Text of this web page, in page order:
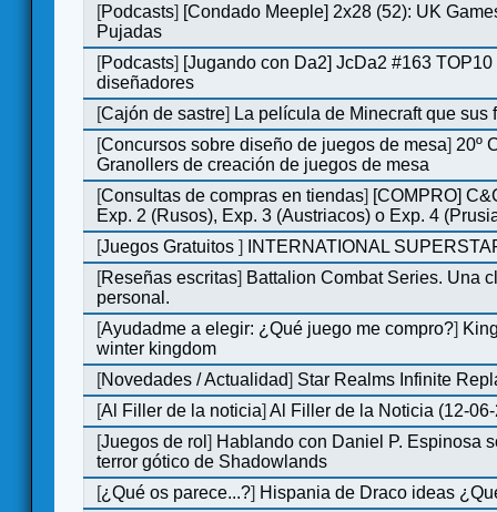
[Podcasts] [Condado Meeple] 2x28 (52): UK
Pujadas
[Podcasts] [Jugando con Da2] JcDa2 #163
diseñadores
[Cajón de sastre] La película de Minecraft que sus
[Concursos sobre diseño de juegos de mesa] 20º
Granollers de creación de juegos de mesa
[Consultas de compras en tiendas] [COMPRO]
Exp. 2 (Rusos), Exp. 3 (Austriacos) o Exp. 4
[Juegos Gratuitos]
INTERNATIONAL
[Reseñas escritas] Battalion Combat Series. Una
personal.
[Ayudadme a elegir: ¿Qué juego me compro?]
winter kingdom
[Novedades / Actualidad] Star Realms Infinite
[Al Filler de la noticia]Al Filler de la Noticia (12-
[Juegos de rol] Hablando con Daniel P. Espinosa
terror gótico de Shadowlands
[¿Qué os parece...?] Hispania de Draco ideas